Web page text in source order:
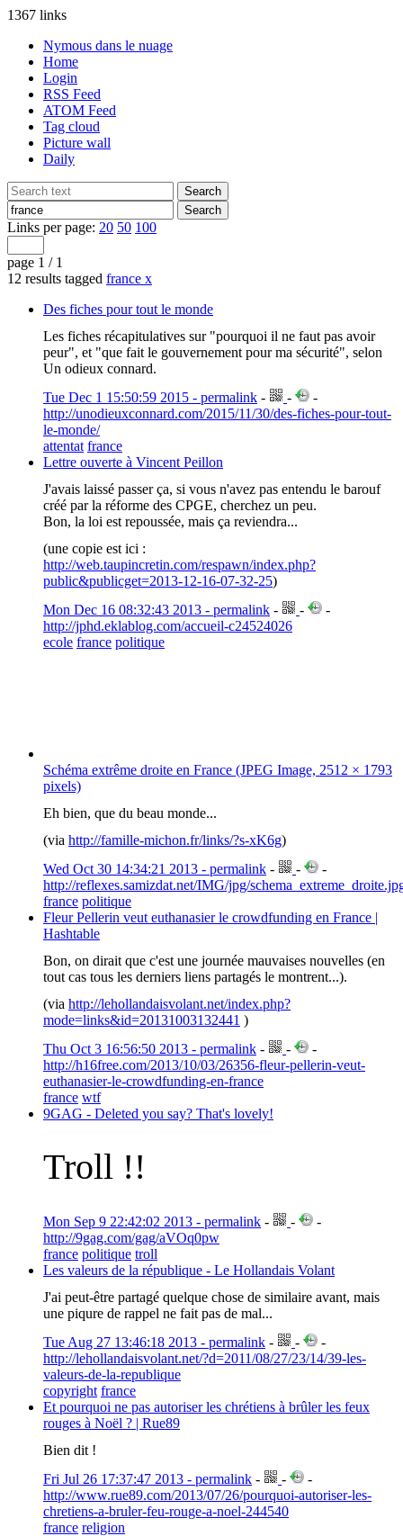
1367 links
Nymous dans le nuage
Home
Login
RSS Feed
ATOM Feed
Tag cloud
Picture wall
Daily
Links per page: 20 50 100
page 1 / 1
12 results tagged france x
Des fiches pour tout le monde
Les fiches récapitulatives sur "pourquoi il ne faut pas avoir
peur", et "que fait le gouvernement pour ma sécurité", selon
Un odieux connard.
Tue Dec 1 15:50:59 2015 - permalink - -
-
http://unodieuxconnard.com/2015/11/30/des-fiches-pour-tout-
le-monde/
attentat france
Lettre ouverte à Vincent Peillon
J'avais laissé passer ça, si vous n'avez pas entendu le barouf
créé par la réforme des CPGE, cherchez un peu.
Bon, la loi est repoussée, mais ça reviendra...
(une copie est ici :
http://web.taupincretin.com/respawn/index.php?
public&publicget=2013-12-16-07-32-25)
Mon Dec 16 08:32:43 2013 - permalink - -
-
http://jphd.eklablog.com/accueil-c24524026
ecole france politique
Schéma extrême droite en France (JPEG Image, 2512 × 1793
pixels)
Eh bien, que du beau monde...
(via http://famille-michon.fr/links/?s-xK6g)
Wed Oct 30 14:34:21 2013 - permalink - -
-
http://reflexes.samizdat.net/IMG/jpg/
france politique
Fleur Pellerin veut euthanasier le crowdfunding en France |
Hashtable
Bon, on dirait que c'est une journée mauvaises nouvelles (en
tout cas tous les derniers liens partagés le montrent...).
(via http://lehollandaisvolant.net/index.php?
mode=links&id=20131003132441 )
Thu Oct 3 16:56:50 2013 - permalink - -
-
http://h16free.com/2013/10/03/26356-fleur-pellerin-veut-
euthanasier-le-crowdfunding-en-france
france wtf
9GAG - Deleted you say? That's lovely!
Troll !!
Mon Sep 9 22:42:02 2013 - permalink - -
-
http://9gag.com/gag/aVOq0pw
france politique troll
Les valeurs de la république - Le Hollandais Volant
J'ai peut-être partagé quelque chose de similaire avant, mais
une piqure de rappel ne fait pas de mal...
Tue Aug 27 13:46:18 2013 - permalink - -
-
http://lehollandaisvolant.net/?d=2011/08/27/23/14/39-les-
valeurs-de-la-republique
copyright france
Et pourquoi ne pas autoriser les chrétiens à brûler les feux
rouges à Noël ? | Rue89
Bien dit !
Fri Jul 26 17:37:47 2013 - permalink - -
-
http://www.rue89.com/2013/07/26/pourquoi-autoriser-les-
chretiens-a-bruler-feu-rouge-a-noel-244540
france religion